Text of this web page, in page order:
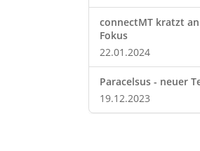
connectMT kratzt
Fokus
22.01.2024
Paracelsus - neuer
19.12.2023